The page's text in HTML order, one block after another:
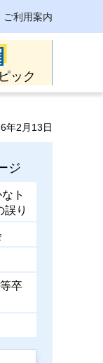
ご利用案内
ック
年2月13日
ジ
ト
誤り
卒